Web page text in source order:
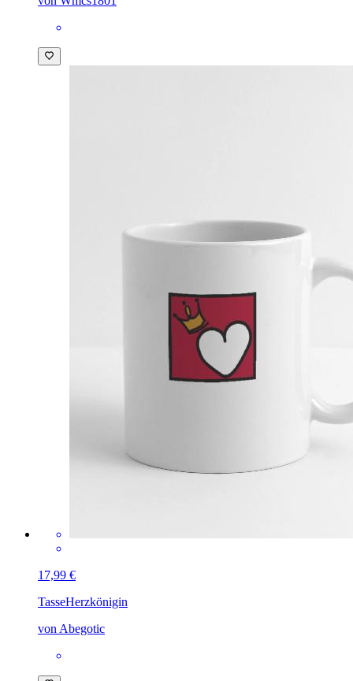
17,99 €
TasseHerzkönigin
von Abegotic